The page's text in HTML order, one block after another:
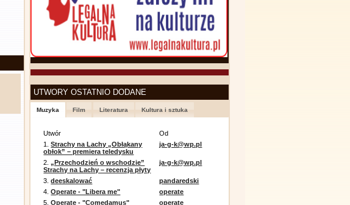
UTWORY OSTATNIO DODANE
Muzyka Film Literatura Kultura i sztuka
Utwór
Od
1.Strachy na Lachy „Obłąkany
obłok” – premiera teledysku
ja-g-k@wp.pl
2.„Przechodzień o wschodzie”
Strachy na Lachy – recenzja płyty
ja-g-k@wp.pl
3.deeskalować
pandaredski
4.Operate - "Libera me"
operate
5.Operate - "Comedamus"
operate